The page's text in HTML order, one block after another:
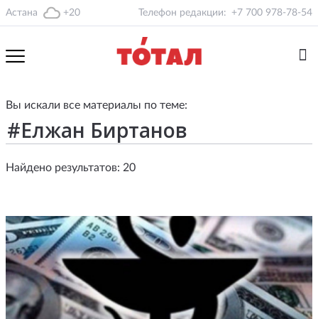
Астана +20 Телефон редакции: +7 700 978-78-54
Вы искали все материалы по теме:
Найдено результатов: 20